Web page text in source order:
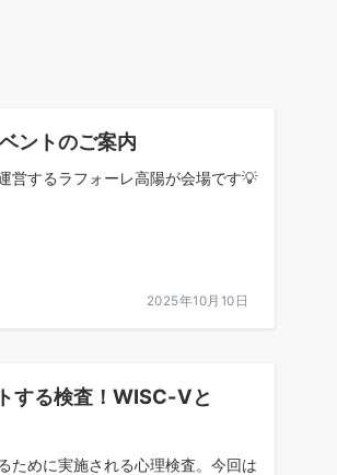
ントのご案内
営するラフォーレ高陽が会場です💡
2025年10月10日
する検査！WISC-Ⅴと
ために実施される心理検査。今回は